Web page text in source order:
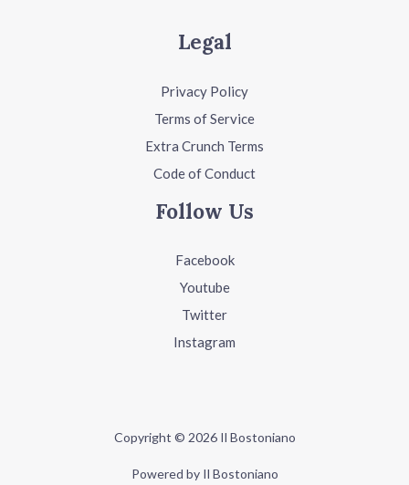
Legal
Privacy Policy
Terms of Service
Extra Crunch Terms
Code of Conduct
Follow Us
Facebook
Youtube
Twitter
Instagram
Copyright © 2026 Il Bostoniano
Powered by Il Bostoniano